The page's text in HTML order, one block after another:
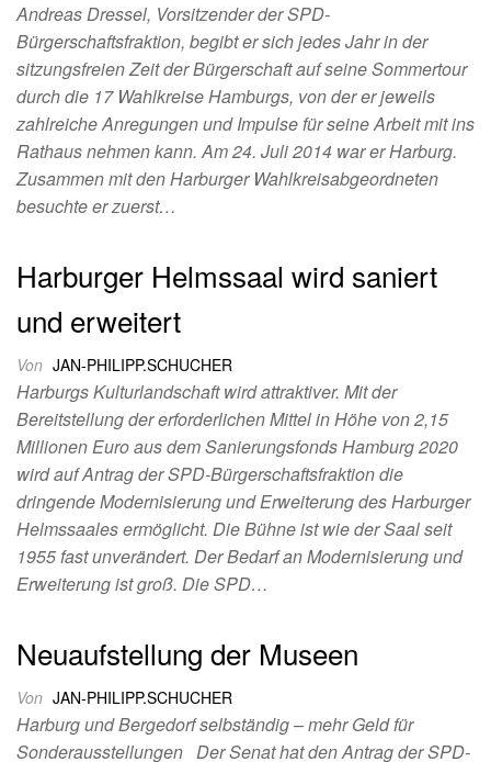
Andreas Dressel, Vorsitzender der SPD-
Bürgerschaftsfraktion, begibt er sich jedes Jahr in der
sitzungsfreien Zeit der Bürgerschaft auf seine Sommertour
durch die 17 Wahlkreise Hamburgs, von der er jeweils
zahlreiche Anregungen und Impulse für seine Arbeit mit ins
Rathaus nehmen kann. Am 24. Juli 2014 war er Harburg.
Zusammen mit den Harburger Wahlkreisabgeordneten
besuchte er zuerst…
Harburger Helmssaal wird saniert
und erweitert
Von JAN-PHILIPP.SCHUCHER
Harburgs Kulturlandschaft wird attraktiver. Mit der
Bereitstellung der erforderlichen Mittel in Höhe von 2,15
Millionen Euro aus dem Sanierungsfonds Hamburg 2020
wird auf Antrag der SPD-Bürgerschaftsfraktion die
dringende Modernisierung und Erweiterung des Harburger
Helmssaales ermöglicht. Die Bühne ist wie der Saal seit
1955 fast unverändert. Der Bedarf an Modernisierung und
Erweiterung ist groß. Die SPD…
Neuaufstellung der Museen
Von JAN-PHILIPP.SCHUCHER
Harburg und Bergedorf selbständig – mehr Geld für
Sonderausstellungen Der Senat hat den Antrag der SPD-